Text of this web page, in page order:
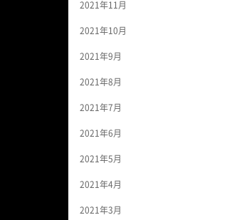
2021年11月
2021年10月
2021年9月
2021年8月
2021年7月
2021年6月
2021年5月
2021年4月
2021年3月